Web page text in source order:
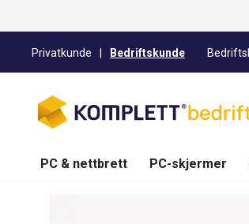
Privatkunde Bedriftskunde
PC & nettbrett PC-skjermer